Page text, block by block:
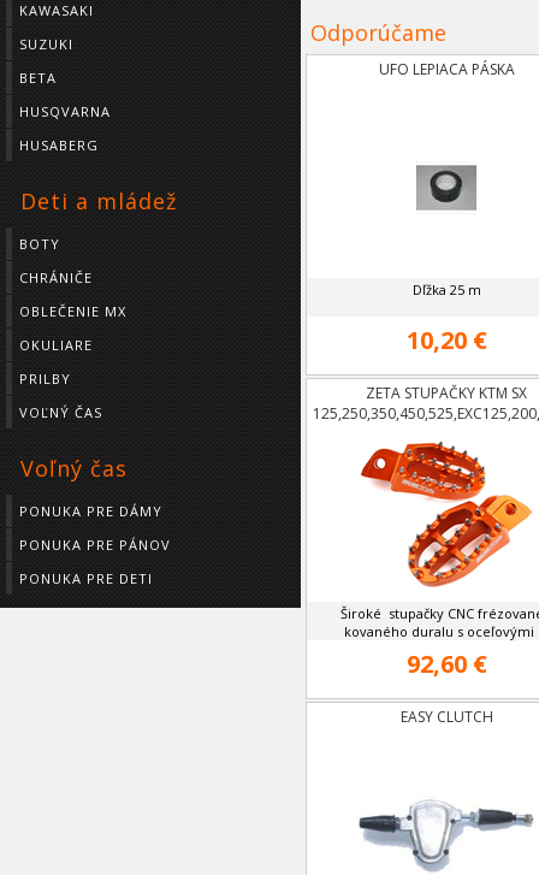
KAWASAKI
SUZUKI
BETA
HUSQVARNA
HUSABERG
Deti a mládež
BOTY
CHRÁNIČE
OBLEČENIE MX
OKULIARE
PRILBY
VOĽNÝ ČAS
Voľný čas
PONUKA PRE DÁMY
PONUKA PRE PÁNOV
PONUKA PRE DETI
Odporúčame
UFO LEPIACA PÁSKA
Dľžka 25 m
10,20 €
ZETA STUPAČKY KTM SX
Široké stupačky CNC
kovaného duralu s oceľovými
92,60 €
EASY CLUTCH